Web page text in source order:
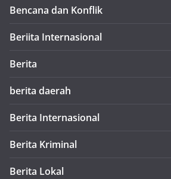
Bencana dan Konflik
Beriita Internasional
Berita
berita daerah
Berita Internasional
Berita Kriminal
Berita Lokal